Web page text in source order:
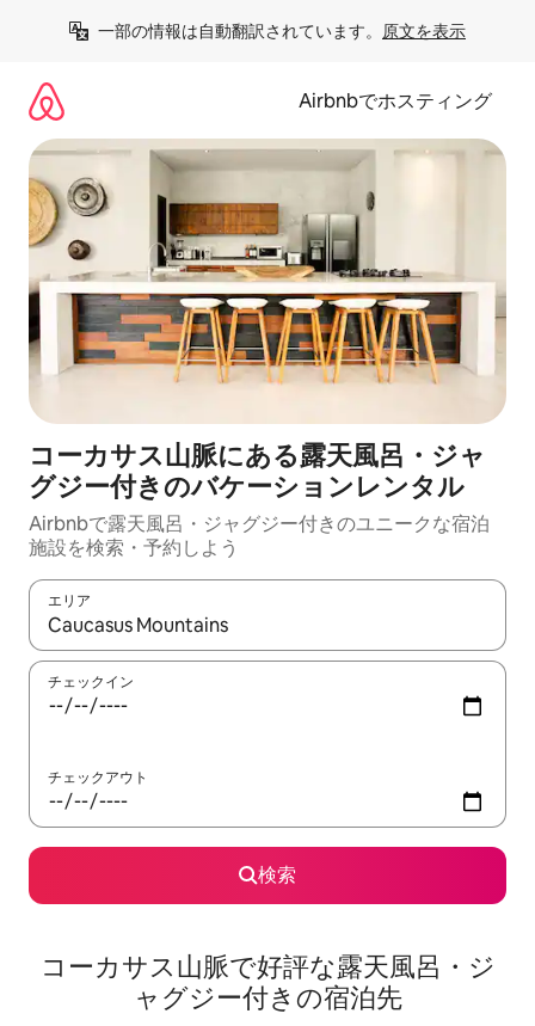
一部の情報は自動翻訳されています。 原文を表示
Airbnbでホスティング
コーカサス山脈にある露天風呂・ジャ
グジー付きのバケーションレンタル
Airbnbで露天風呂・ジャグジー付きのユニークな宿泊
施設を検索・予約しよう
エリア
検索結果が表示されたら、上下の矢印キーを使って移動するか
チェックイン
チェックアウト
検索
コーカサス山脈で好評な露天風呂・ジ
ャグジー付きの宿泊先